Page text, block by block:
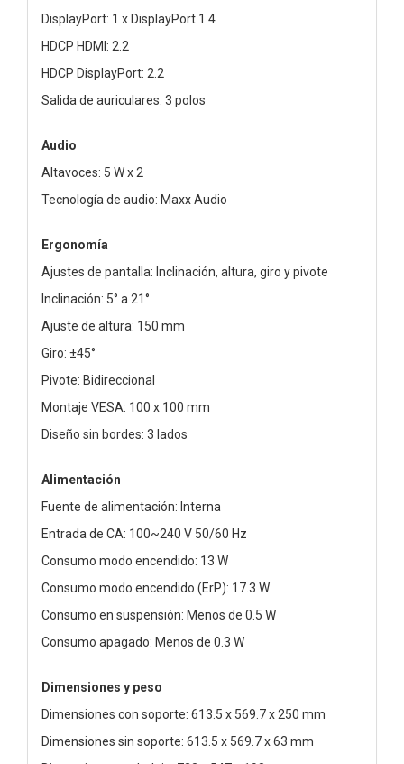
DisplayPort: 1 x DisplayPort 1.4
HDCP HDMI: 2.2
HDCP DisplayPort: 2.2
Salida de auriculares: 3 polos
Audio
Altavoces: 5 W x 2
Tecnología de audio: Maxx Audio
Ergonomía
Ajustes de pantalla: Inclinación, altura, giro y pivote
Inclinación: 5° a 21°
Ajuste de altura: 150 mm
Giro: ±45°
Pivote: Bidireccional
Montaje VESA: 100 x 100 mm
Diseño sin bordes: 3 lados
Alimentación
Fuente de alimentación: Interna
Entrada de CA: 100~240 V 50/60 Hz
Consumo modo encendido: 13 W
Consumo modo encendido (ErP): 17.3 W
Consumo en suspensión: Menos de 0.5 W
Consumo apagado: Menos de 0.3 W
Dimensiones y peso
Dimensiones con soporte: 613.5 x 569.7 x 250 mm
Dimensiones sin soporte: 613.5 x 569.7 x 63 mm